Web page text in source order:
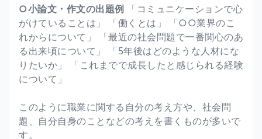
○小論文・作文の出題例 「コミュニケーションで心
がけていることは」 「働くとは」 「○○業界のこ
れからについて」 「最近の社会問題で一番関心のあ
る出来頃について」 「5年後はどのような人材にな
りたいか」 「これまでで成長したと感じられる経験
について」
このように職業に関する自分の考え方や、社会問
題、自分自身のことなどの考えを書くものが多いで
す。